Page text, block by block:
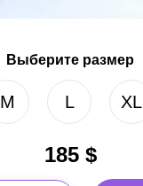
Выберите размер
M L XL
185$